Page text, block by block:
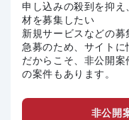
申し込みの殺到を抑
材を募集したい
新規サービスなどの
急募のため、サイト
だからこそ、非公開
の案件もあります。
非公開